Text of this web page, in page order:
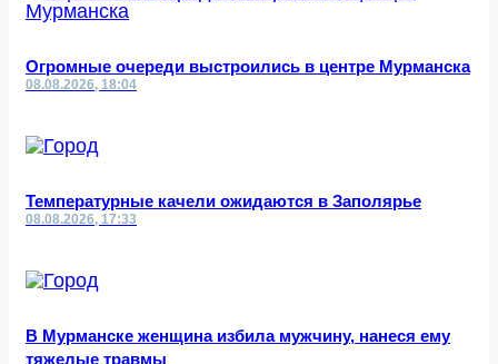
Огромные очереди выстроились в центре Мурманска
08.08.2026, 18:04
Температурные качели ожидаются в Заполярье
08.08.2026, 17:33
В Мурманске женщина избила мужчину, нанеся ему
тяжелые травмы